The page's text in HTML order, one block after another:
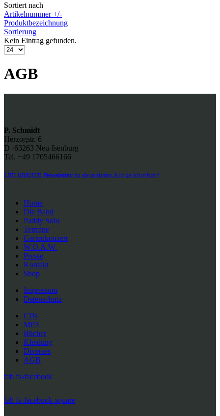
Sortiert nach
Artikelnummer +/-
Produktbezeichnung
Sortierung
Kein Eintrag gefunden.
AGB
P. Schmidt
Herzogstr. 6
D -63263 Neu-Isenburg
Tel. +49 1705466166
Um unseren Newsletter zu abonnieren, klicke bitte hier!
Home
Die Band
Paddy Solo
Termine
Gartenkonzert
W.O.A.W.
Presse
Kontakt
Shop
Impressum
Datenschutz
CDs
MP3
Bücher
Kleidung
Diverses
AGB
fab fa-facebook
fab fa-facebook-square